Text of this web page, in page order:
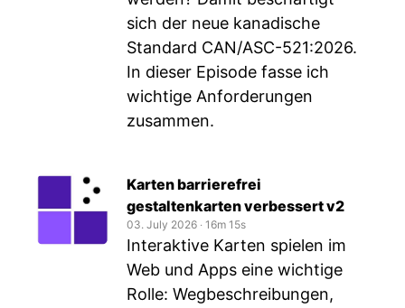
sich der neue kanadische
Standard CAN/ASC-521:2026.
In dieser Episode fasse ich
wichtige Anforderungen
zusammen.
Karten barrierefrei
gestaltenkarten verbessert v2
03. July 2026 ‧ 16m 15s
Interaktive Karten spielen im
Web und Apps eine wichtige
Rolle: Wegbeschreibungen,